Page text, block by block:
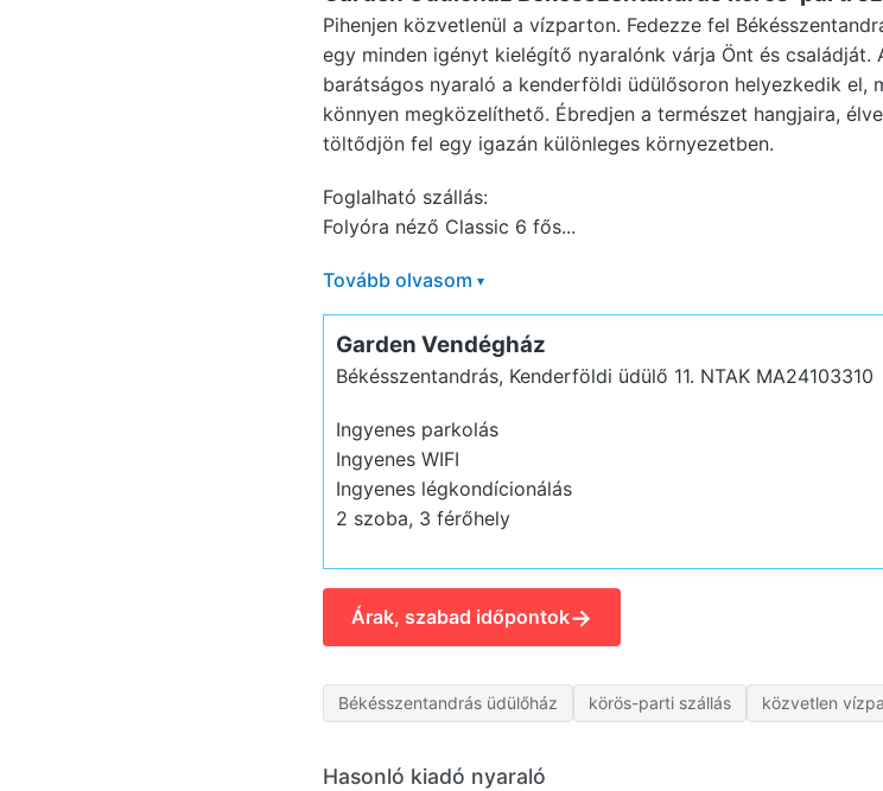
Pihenjen közvetlenül a vízparton. Fedezze fel
egy minden igényt kielégítő nyaralónk várja Önt és családját.
barátságos nyaraló a kenderföldi üdülősoron helyezkedik el,
könnyen megközelíthető. Ébredjen a természet hangjaira,
töltődjön fel egy igazán különleges környezetben.
Foglalható szállás:
Folyóra néző Classic 6 fős...
Tovább olvasom ▾
Garden Vendégház
Békésszentandrás, Kenderföldi üdülő 11. NTAK MA24103310
Ingyenes parkolás
Ingyenes WIFI
Ingyenes légkondícionálás
2 szoba, 3 férőhely
Árak, szabad időpontok→
Békésszentandrás üdülőház körös-parti szállás közvetlen
Hasonló kiadó nyaraló